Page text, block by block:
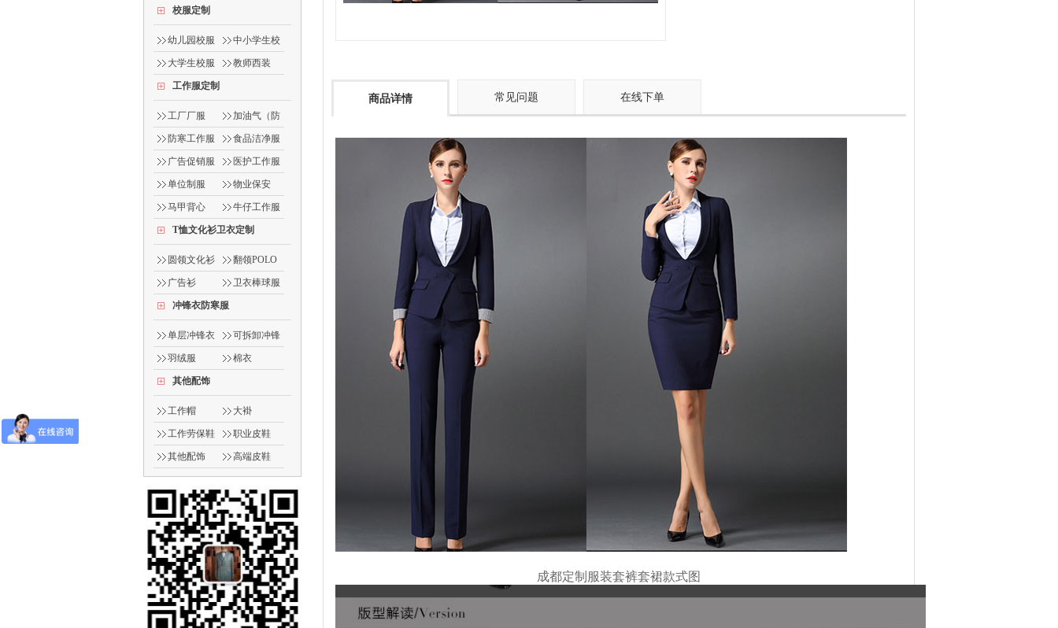
商品详情 常见问题 在线下单
成都定制服装套裤套裙款式图
校服定制
幼儿园校服
中小学生校
服
大学生校服 教师西装
工作服定制
工厂厂服
加油气（防
静电）
防寒工作服 食品洁净服
广告促销服 医护工作服
单位制服 物业保安
马甲背心 牛仔工作服
T恤文化衫卫衣定制
圆领文化衫
翻领POLO
衫
广告衫 卫衣棒球服
冲锋衣防寒服
单层冲锋衣
可拆卸冲锋
衣
羽绒服 棉衣
其他配饰
工作帽 大褂
工作劳保鞋 职业皮鞋
其他配饰
高端皮鞋
（男）